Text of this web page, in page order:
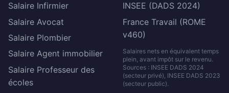
Salaire Infirmier
Salaire Avocat
Salaire Plombier
Salaire Agent immobilier
Salaire Professeur des
écoles
INSEE (DADS 2024)
France Travail (ROME
v460)
Salaires nets en équivalent temps
plein, avant impôt sur le revenu.
Sources : INSEE DADS 2024
(secteur privé), INSEE DADS 2023
(secteur public).